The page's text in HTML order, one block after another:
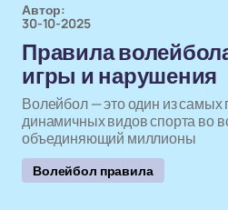
Автор:
30-10-2025
Правила
игры и нарушения
Волейбол — это один из самых
динамичных видов спорта во
объединяющий миллионы
Волейбол правила